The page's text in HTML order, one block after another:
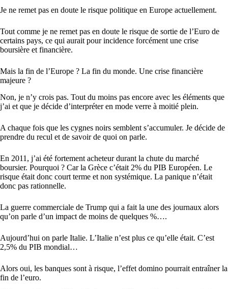
Je ne remet pas en doute le risque politique en Europe actuellement.
Tout comme je ne remet pas en doute le risque de sortie de l’Euro de
certains pays, ce qui aurait pour incidence forcément une crise
boursière et financière.
Mais la fin de l’Europe ? La fin du monde. Une crise financière
majeure ?
Non, je n’y crois pas. Tout du moins pas encore avec les éléments que
j’ai et que je décide d’interpréter en mode verre à moitié plein.
A chaque fois que les cygnes noirs semblent s’accumuler. Je décide de
prendre du recul et de savoir de quoi on parle.
En 2011, j’ai été fortement acheteur durant la chute du marché
boursier. Pourquoi ? Car la Grèce c’était 2% du PIB Européen. Le
risque était donc court terme et non systémique. La panique n’était
donc pas rationnelle.
La guerre commerciale de Trump qui a fait la une des journaux alors
qu’on parle d’un impact de moins de quelques %….
Aujourd’hui on parle Italie. L’Italie n’est plus ce qu’elle était. C’est
2,5% du PIB mondial…
Alors oui, les banques sont à risque, l’effet domino pourrait entraîner la
fin de l’euro.